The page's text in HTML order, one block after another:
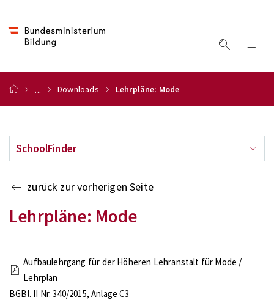
... Downloads Lehrpläne: Mode
SchoolFinder
zurück zur vorherigen Seite
Lehrpläne: Mode
Aufbaulehrgang für der Höheren Lehranstalt für Mode /
Lehrplan
BGBl. II Nr. 340/2015, Anlage C3